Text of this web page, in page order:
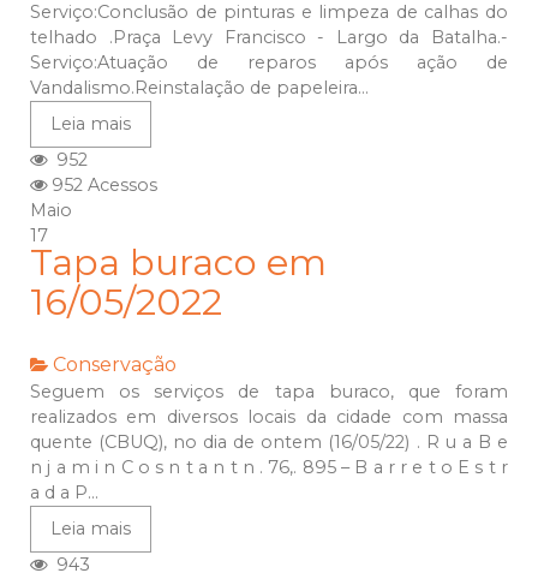
Serviço:Conclusão de pinturas e limpeza de calhas do
telhado .Praça Levy Francisco - Largo da Batalha.-
Serviço:Atuação de reparos após ação de
Vandalismo.Reinstalação de papeleira...
Leia mais
952
952 Acessos
Maio
17
Tapa buraco em
16/05/2022
Conservação
Seguem os serviços de tapa buraco, que foram
realizados em diversos locais da cidade com massa
quente (CBUQ), no dia de ontem (16/05/22) . R u a B e
n j a m i n C o s n t a n t n . 76,. 895 – B a r r e t o E s t r
a d a P...
Leia mais
943